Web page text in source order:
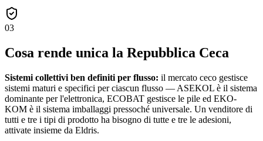
03
Cosa rende unica la Repubblica Ceca
Sistemi collettivi ben definiti per flusso: il mercato ceco gestisce
sistemi maturi e specifici per ciascun flusso — ASEKOL è il sistema
dominante per l'elettronica, ECOBAT gestisce le pile ed EKO-
KOM è il sistema imballaggi pressoché universale. Un venditore di
tutti e tre i tipi di prodotto ha bisogno di tutte e tre le adesioni,
attivate insieme da Eldris.